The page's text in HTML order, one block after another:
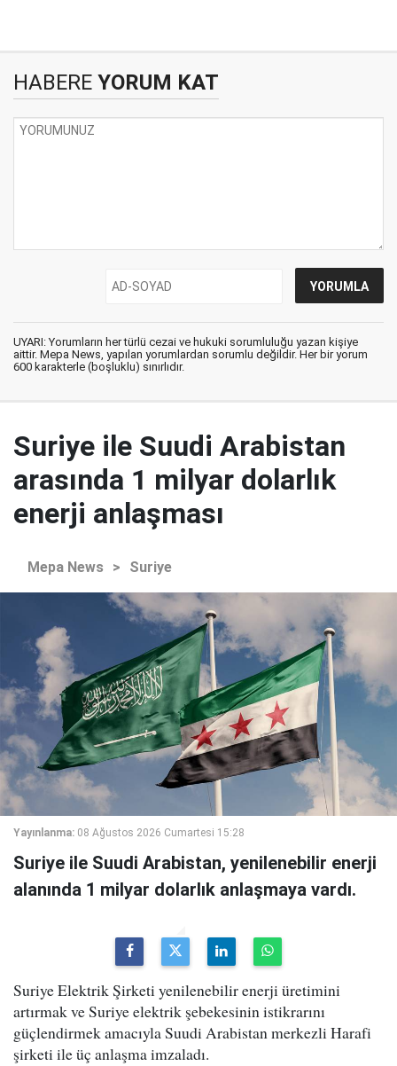
HABERE YORUM KAT
UYARI: Yorumların her türlü cezai ve hukuki sorumluluğu yazan kişiye
aittir. Mepa News, yapılan yorumlardan sorumlu değildir. Her bir yorum
600 karakterle (boşluklu) sınırlıdır.
Suriye ile Suudi Arabistan
arasında 1 milyar dolarlık
enerji anlaşması
Mepa News > Suriye
Yayınlanma: 08 Ağustos 2026 Cumartesi 15:28
Suriye ile Suudi Arabistan, yenilenebilir enerji
alanında 1 milyar dolarlık anlaşmaya vardı.
Suriye Elektrik Şirketi yenilenebilir enerji üretimini
artırmak ve Suriye elektrik şebekesinin istikrarını
güçlendirmek amacıyla Suudi Arabistan merkezli Harafi
şirketi ile üç anlaşma imzaladı.